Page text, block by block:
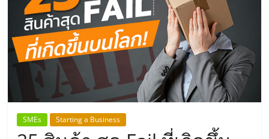
ประเทศไทย,
ThaiSMEsCenter,
รวม
ธุรกิจ
SMEs Starting a Business